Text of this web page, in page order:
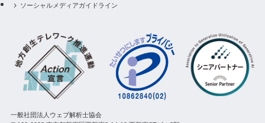
ソーシャルメディアガイドライン
一般社団法人ウェブ解析士協会